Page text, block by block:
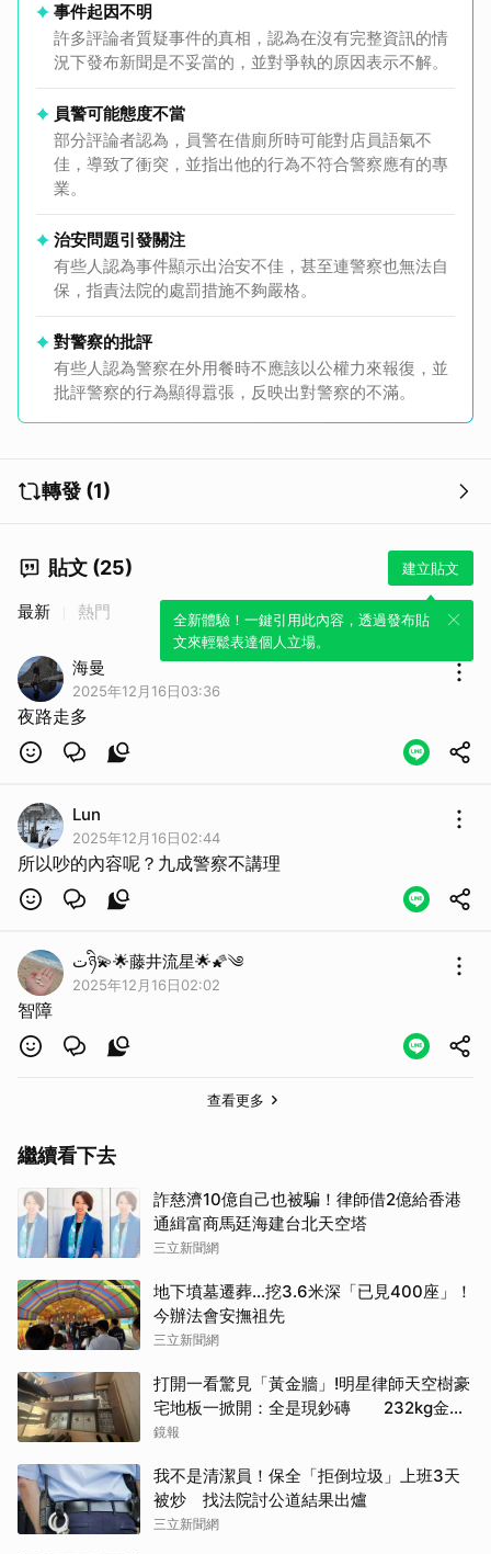
事件起因不明
許多評論者質疑事件的真相，認為在沒有完整資訊的情
況下發布新聞是不妥當的，並對爭執的原因表示不解。
員警可能態度不當
部分評論者認為，員警在借廁所時可能對店員語氣不
佳，導致了衝突，並指出他的行為不符合警察應有的專
業。
治安問題引發關注
有些人認為事件顯示出治安不佳，甚至連警察也無法自
保，指責法院的處罰措施不夠嚴格。
對警察的批評
有些人認為警察在外用餐時不應該以公權力來報復，並
批評警察的行為顯得囂張，反映出對警察的不滿。
轉發 (1)
貼文 (25) 建立貼文
全新體驗！一鍵引用此內容，透過發布貼
文來輕鬆表達個人立場。
最新 熱門
海曼
2025年12月16日03:36
夜路走多
Lun
2025年12月16日02:44
所以吵的內容呢？九成警察不講理
تཉི💫🌟藤井流星🌟🌠༄
2025年12月16日02:02
智障
查看更多
繼續看下去
詐慈濟10億自己也被騙！律師借2億給香港
通緝富商馬廷海建台北天空塔
三立新聞網
地下墳墓遷葬…挖3.6米深「已見400座」！
今辦法會安撫祖先
三立新聞網
打開一看驚見「黃金牆」!明星律師天空樹豪
宅地板一掀開：全是現鈔磚 232kg金山
震撼影像曝
鏡報
我不是清潔員！保全「拒倒垃圾」上班3天
被炒 找法院討公道結果出爐
三立新聞網